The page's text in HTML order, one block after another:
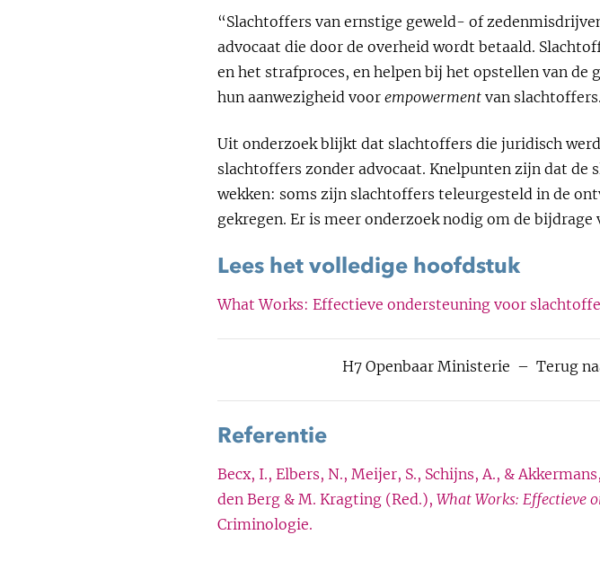
“Slachtoffers van ernstige geweld- of
advocaat die door de overheid wordt betaald.
en het strafproces, en helpen bij het opstellen van
hun aanwezigheid voor empowerment van slachtoffers.
Uit onderzoek blijkt dat slachtoffers die juridisch
slachtoffers zonder advocaat. Knelpunten zijn dat
wekken: soms zijn slachtoffers teleurgesteld in de
gekregen. Er is meer onderzoek nodig om de
Lees het volledige hoofdstuk
What Works: Effectieve ondersteuning voor
H7 Openbaar Ministerie – Terug
Referentie
Becx, I., Elbers, N., Meijer, S., Schijns, A., &
den Berg & M. Kragting (Red.), What Works: Effectieve
Criminologie.